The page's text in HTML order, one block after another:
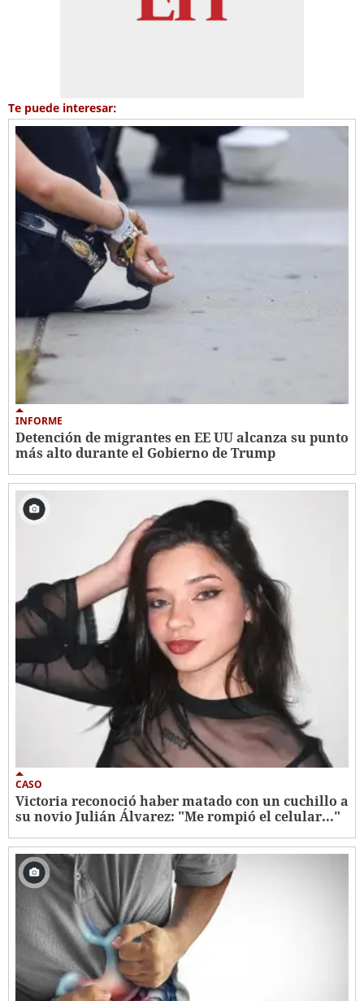
Te puede interesar:
INFORME
Detención de migrantes en EE UU alcanza su punto
más alto durante el Gobierno de Trump
CASO
Victoria reconoció haber matado con un cuchillo a
su novio Julián Álvarez: "Me rompió el celular..."